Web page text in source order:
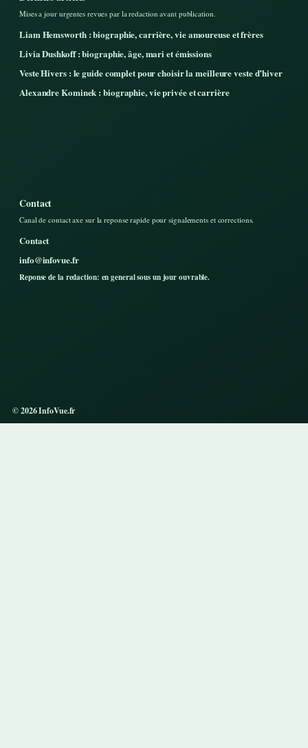
Mises a jour urgentes revues par la redaction avant publication.
Liam Hemsworth : biographie, carrière, vie amoureuse et frères
Livia Dushkoff : biographie, âge, mari et émissions
Veste Hivers : le guide complet pour choisir la meilleure veste d’hiver
Alexandre Kominek : biographie, vie privée et carrière
Contact
Canal de contact axe sur la reponse rapide pour signalements et corrections.
Contact
info@infovue.fr
Reponse de la redaction: en general sous un jour ouvrable.
© 2026 InfoVue.fr